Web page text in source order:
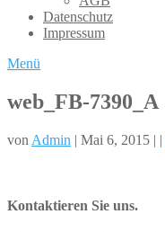
Datenschutz
Impressum
Menü
web_FB-7390_A
von Admin | Mai 6, 2015 | |
Kontaktieren Sie uns.